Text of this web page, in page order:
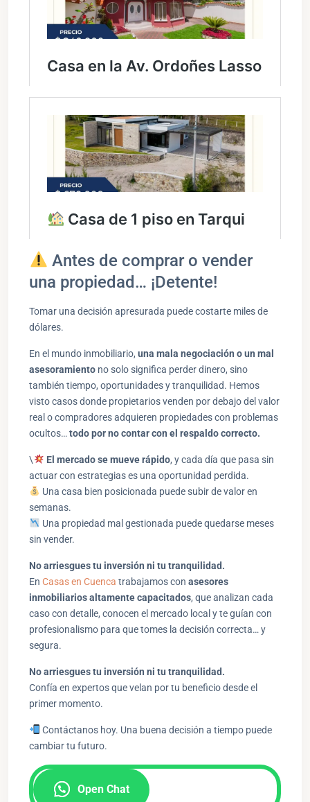
Antes de comprar o vender
una propiedad… ¡Detente!
Tomar una decisión apresurada puede costarte miles de
dólares.
En el mundo inmobiliario, una mala negociación o un mal
asesoramiento no solo significa perder dinero, sino
también tiempo, oportunidades y tranquilidad. Hemos
visto casos donde propietarios venden por debajo del valor
real o compradores adquieren propiedades con problemas
ocultos… todo por no contar con el respaldo correcto.
\ El mercado se mueve rápido, y cada día que pasa sin
actuar con estrategias es una oportunidad perdida.
Una casa bien posicionada puede subir de valor en
semanas.
Una propiedad mal gestionada puede quedarse meses
sin vender.
No arriesgues tu inversión ni tu tranquilidad.
En Casas en Cuenca trabajamos con asesores
inmobiliarios altamente capacitados, que analizan cada
caso con detalle, conocen el mercado local y te guían con
profesionalismo para que tomes la decisión correcta… y
segura.
No arriesgues tu inversión ni tu tranquilidad.
Confía en expertos que velan por tu beneficio desde el
primer momento.
Contáctanos hoy. Una buena decisión a tiempo puede
cambiar tu futuro.
Open Chat